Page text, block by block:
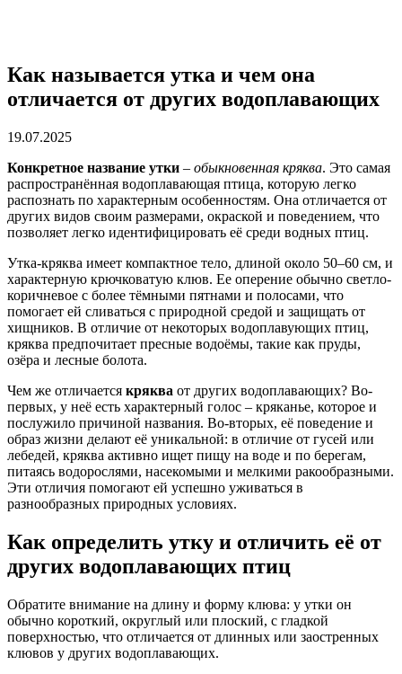
Как называется утка и чем она
отличается от других водоплавающих
19.07.2025
Конкретное название утки – обыкновенная кряква. Это самая
распространённая водоплавающая птица, которую легко
распознать по характерным особенностям. Она отличается от
других видов своим размерами, окраской и поведением, что
позволяет легко идентифицировать её среди водных птиц.
Утка-кряква имеет компактное тело, длиной около 50–60 см, и
характерную крючковатую клюв. Ее оперение обычно светло-
коричневое с более тёмными пятнами и полосами, что
помогает ей сливаться с природной средой и защищать от
хищников. В отличие от некоторых водоплавующих птиц,
кряква предпочитает пресные водоёмы, такие как пруды,
озёра и лесные болота.
Чем же отличается кряква от других водоплавающих? Во-
первых, у неё есть характерный голос – кряканье, которое и
послужило причиной названия. Во-вторых, её поведение и
образ жизни делают её уникальной: в отличие от гусей или
лебедей, кряква активно ищет пищу на воде и по берегам,
питаясь водорослями, насекомыми и мелкими ракообразными.
Эти отличия помогают ей успешно уживаться в
разнообразных природных условиях.
Как определить утку и отличить её от
других водоплавающих птиц
Обратите внимание на длину и форму клюва: у утки он
обычно короткий, округлый или плоский, с гладкой
поверхностью, что отличается от длинных или заостренных
клювов у других водоплавающих.